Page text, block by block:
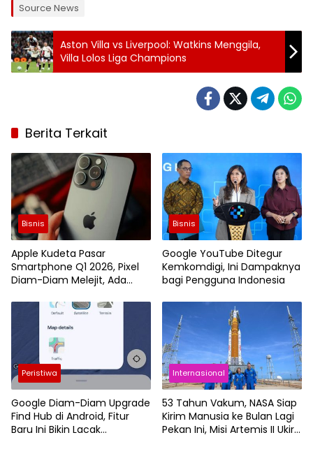
Source News
Aston Villa vs Liverpool: Watkins Menggila,
Villa Lolos Liga Champions
Berita Terkait
Bisnis
Apple Kudeta Pasar
Smartphone Q1 2026, Pixel
Diam-Diam Melejit, Ada
Bisnis
Google YouTube Ditegur
Kemkomdigi, Ini Dampaknya
bagi Pengguna Indonesia
Peristiwa
Google Diam-Diam Upgrade
Find Hub di Android, Fitur
Baru Ini Bikin Lacak
Internasional
53 Tahun Vakum, NASA Siap
Kirim Manusia ke Bulan Lagi
Pekan Ini, Misi Artemis II Ukir